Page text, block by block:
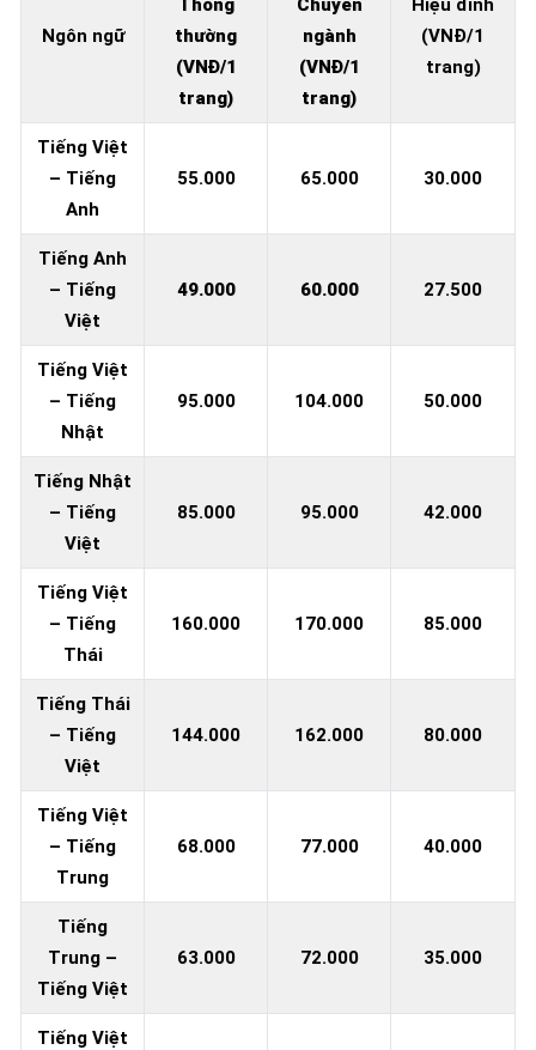
Ngôn ngữ
Thông
thường
(VNĐ/1
trang)
Chuyên
ngành
(VNĐ/1
trang)
Hiệu đính
(VNĐ/1
trang)
Tiếng Việt
– Tiếng
Anh
55.000 65.000 30.000
Tiếng Anh
– Tiếng
Việt
49.000 60.000 27.500
Tiếng Việt
– Tiếng
Nhật
95.000 104.000 50.000
Tiếng Nhật
– Tiếng
Việt
85.000 95.000 42.000
Tiếng Việt
– Tiếng
Thái
160.000 170.000 85.000
Tiếng Thái
– Tiếng
Việt
144.000 162.000 80.000
Tiếng Việt
– Tiếng
Trung
68.000 77.000 40.000
Tiếng
Trung –
Tiếng Việt
63.000 72.000 35.000
Tiếng Việt